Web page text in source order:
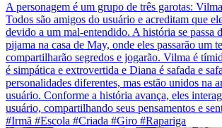
A personagem é um grupo de três garotas:
Todos são amigos do usuário e acreditam que
devido a um mal-entendido. A história se passa
pijama na casa de May, onde eles passarão um
compartilharão segredos e jogarão. Vilma é
é simpática e extrovertida e Diana é safada e
personalidades diferentes, mas estão unidos na
usuário. Conforme a história avança, eles
usuário, compartilhando seus pensamentos e
#Irmã #Escola #Criada #Giro #Rapariga